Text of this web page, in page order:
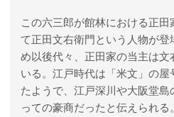
この六三郎が館林における正
て正田文右衛門という人物が登
め以後代々、正田家の当主は文
いる。江戸時代は「米文」の
たようで、江戸深川や大阪堂島
っての豪商だったと伝えられ